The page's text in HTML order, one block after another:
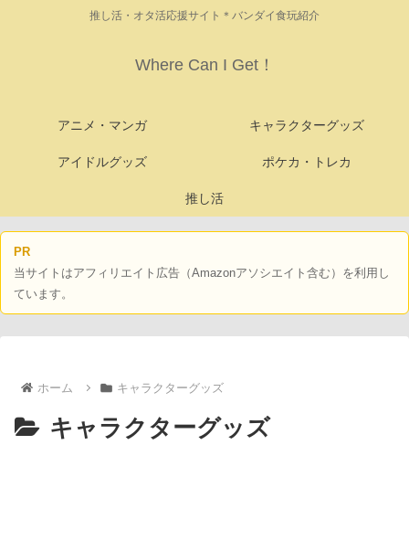
推し活・オタ活応援サイト＊バンダイ食玩紹介
Where Can I Get！
アニメ・マンガ キャラクターグッズ
アイドルグッズ ポケカ・トレカ
推し活
PR
当サイトはアフィリエイト広告（Amazonアソシエイト含む）を利用し
ています。
ホーム キャラクターグッズ
キャラクターグッズ